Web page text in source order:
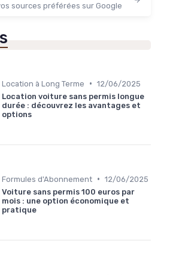
sources préférées sur Google
Location à Long Terme • 12/06/2025
Location voiture sans permis longue
durée : découvrez les avantages et
options
Formules d'Abonnement • 12/06/2025
Voiture sans permis 100 euros par
mois : une option économique et
pratique